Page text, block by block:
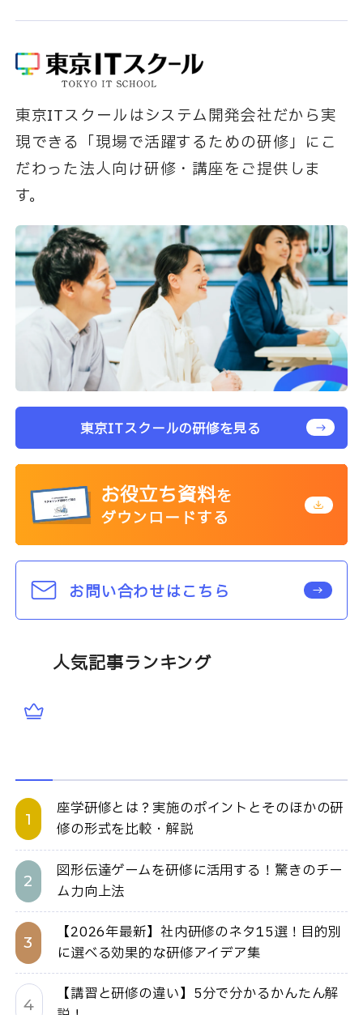
東京ITスクールはシステム開発会社だから実
現できる「現場で活躍するための研修」にこ
だわった法人向け研修・講座をご提供しま
す。
東京ITスクールの研修を見る
お役立ち資料を
ダウンロードする
お問い合わせはこちら
人気記事ランキング
座学研修とは？実施のポイントとそのほかの研
修の形式を比較・解説
図形伝達ゲームを研修に活用する！驚きのチー
ム力向上法
【2026年最新】社内研修のネタ15選！目的別
に選べる効果的な研修アイデア集
【講習と研修の違い】5分で分かるかんたん解